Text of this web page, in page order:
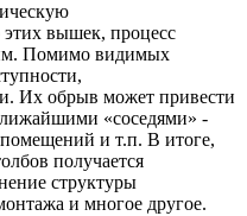
вышек, процесс
Помимо видимых
Их обрыв может привести
«соседями» -
и т.п. В итоге,
получается
структуры
и многое другое.